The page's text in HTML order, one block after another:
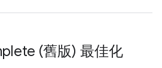
(舊版) 最佳化